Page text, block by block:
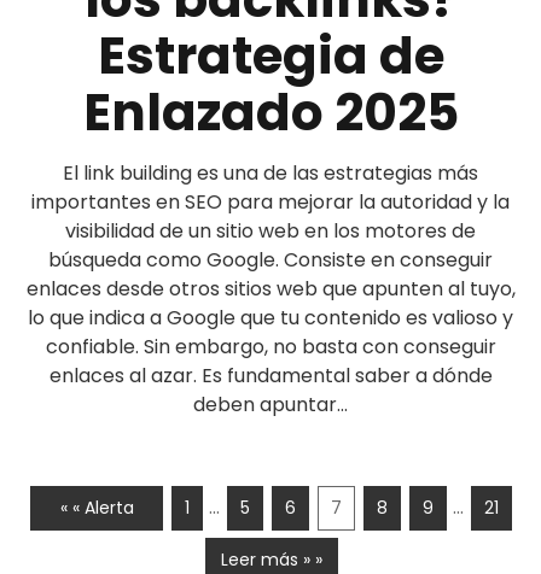
Estrategia de
Enlazado 2025
El link building es una de las estrategias más
importantes en SEO para mejorar la autoridad y la
visibilidad de un sitio web en los motores de
búsqueda como Google. Consiste en conseguir
enlaces desde otros sitios web que apunten al tuyo,
lo que indica a Google que tu contenido es valioso y
confiable. Sin embargo, no basta con conseguir
enlaces al azar. Es fundamental saber a dónde
deben apuntar...
« « Alerta 1 … 5 6 7 8 9 … 21
Leer más » »